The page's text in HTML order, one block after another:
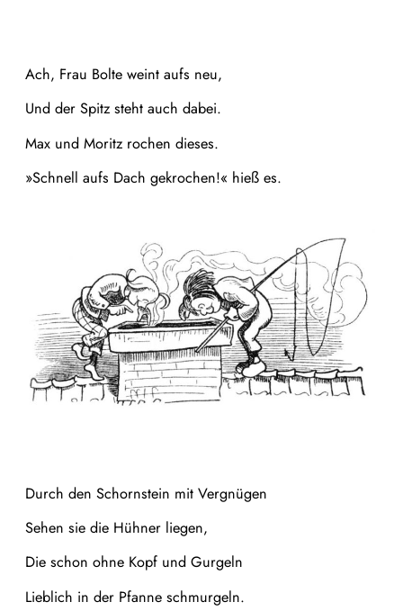
Ach, Frau Bolte weint aufs neu,
Und der Spitz steht auch dabei.
Max und Moritz rochen dieses.
»Schnell aufs Dach gekrochen!« hieß es.
Durch den Schornstein mit Vergnügen
Sehen sie die Hühner liegen,
Die schon ohne Kopf und Gurgeln
Lieblich in der Pfanne schmurgeln.